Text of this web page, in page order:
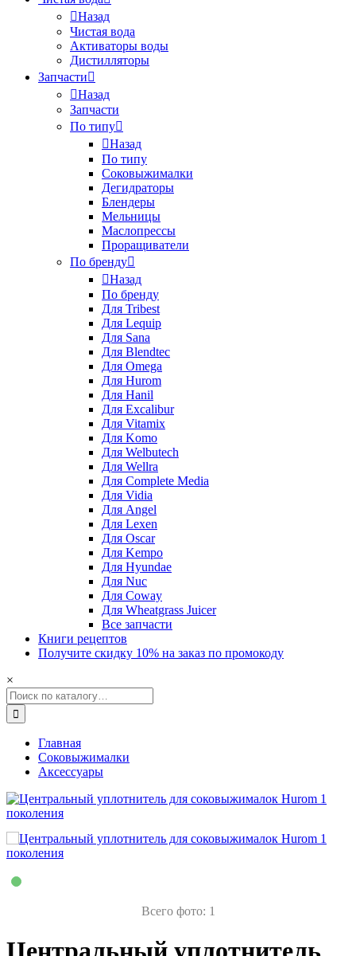
Назад
Чистая вода
Активаторы воды
Дистилляторы
Запчасти
Назад
Запчасти
По типу
Назад
По типу
Соковыжималки
Дегидраторы
Блендеры
Мельницы
Маслопрессы
Проращиватели
По бренду
Назад
По бренду
Для Tribest
Для Lequip
Для Sana
Для Blendtec
Для Omega
Для Hurom
Для Hanil
Для Excalibur
Для Vitamix
Для Komo
Для Welbutech
Для Wellra
Для Complete Media
Для Vidia
Для Angel
Для Lexen
Для Oscar
Для Kempo
Для Hyundae
Для Nuc
Для Coway
Для Wheatgrass Juicer
Все запчасти
Книги рецептов
Получите скидку 10% на заказ по промокоду
×
Главная
Соковыжималки
Аксессуары
Всего фото: 1